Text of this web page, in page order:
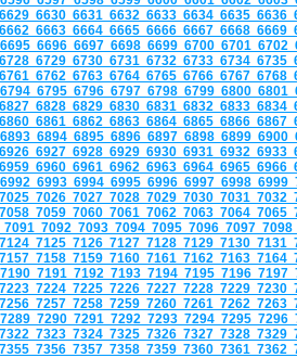
6629 6630 6631 6632 6633 6634 6635 6636
6662 6663 6664 6665 6666 6667 6668 6669
6695 6696 6697 6698 6699 6700 6701 6702
6728 6729 6730 6731 6732 6733 6734 6735
6761 6762 6763 6764 6765 6766 6767 6768
6794 6795 6796 6797 6798 6799 6800 6801
6827 6828 6829 6830 6831 6832 6833 6834
6860 6861 6862 6863 6864 6865 6866 6867
6893 6894 6895 6896 6897 6898 6899 6900
6926 6927 6928 6929 6930 6931 6932 6933
6959 6960 6961 6962 6963 6964 6965 6966
6992 6993 6994 6995 6996 6997 6998 6999
7025 7026 7027 7028 7029 7030 7031 7032
7058 7059 7060 7061 7062 7063 7064 7065
7091 7092 7093 7094 7095 7096 7097
7124 7125 7126 7127 7128 7129 7130 7131
7157 7158 7159 7160 7161 7162 7163 7164
7190 7191 7192 7193 7194 7195 7196 7197
7223 7224 7225 7226 7227 7228 7229 7230
7256 7257 7258 7259 7260 7261 7262 7263
7289 7290 7291 7292 7293 7294 7295 7296
7322 7323 7324 7325 7326 7327 7328 7329
7355 7356 7357 7358 7359 7360 7361 7362